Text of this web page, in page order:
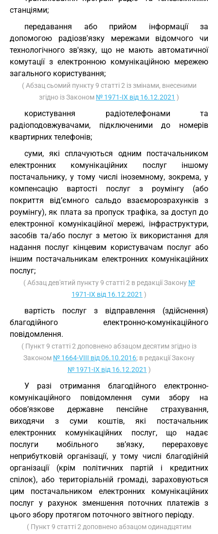
станціями;
передавання або прийом інформації за
допомогою радіозв'язку мережами відомчого чи
технологічного зв'язку, що не мають автоматичної
комутації з електронною комунікаційною мережею
загального користування;
( Абзац сьомий пункту 9 статті 2 із змінами, внесеними
згідно із Законом № 1971-IX від 16.12.2021 )
користування радіотелефонами та
радіоподовжувачами, підключеними до номерів
квартирних телефонів;
суми, які сплачуються одним постачальником
електронних комунікаційних послуг іншому
постачальнику, у тому числі іноземному, зокрема, у
компенсацію вартості послуг з роумінгу (або
покриття від’ємного сальдо взаєморозрахунків з
роумінгу), як плата за пропуск трафіка, за доступ до
електронної комунікаційної мережі, інфраструктури,
засобів та/або послуг з метою їх використання для
надання послуг кінцевим користувачам послуг або
іншим постачальникам електронних комунікаційних
послуг;
( Абзац дев'ятий пункту 9 статті 2 в редакції Закону №
1971-IX від 16.12.2021 )
вартість послуг з відправлення (здійснення)
благодійного електронно-комунікаційного
повідомлення.
( Пункт 9 статті 2 доповнено абзацом десятим згідно із
Законом № 1664-VIII від 06.10.2016; в редакції Закону
№ 1971-IX від 16.12.2021 )
У разі отримання благодійного електронно-
комунікаційного повідомлення суми збору на
обов’язкове державне пенсійне страхування,
виходячи з суми коштів, які постачальник
електронних комунікаційних послуг, що надає
послуги мобільного зв’язку, перераховує
неприбутковій організації, у тому числі благодійній
організації (крім політичних партій і кредитних
спілок), або територіальній громаді, зараховуються
цим постачальником електронних комунікаційних
послуг у рахунок зменшення поточних платежів з
цього збору протягом поточного звітного періоду.
( Пункт 9 статті 2 доповнено абзацом одинадцятим